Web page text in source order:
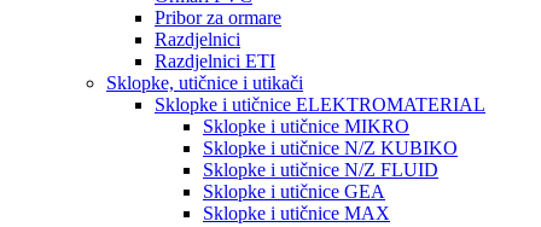
Pribor za ormare
Razdjelnici
Razdjelnici ETI
Sklopke, utičnice i utikači
Sklopke i utičnice ELEKTROMATERIAL
Sklopke i utičnice MIKRO
Sklopke i utičnice N/Z KUBIKO
Sklopke i utičnice N/Z FLUID
Sklopke i utičnice GEA
Sklopke i utičnice MAX